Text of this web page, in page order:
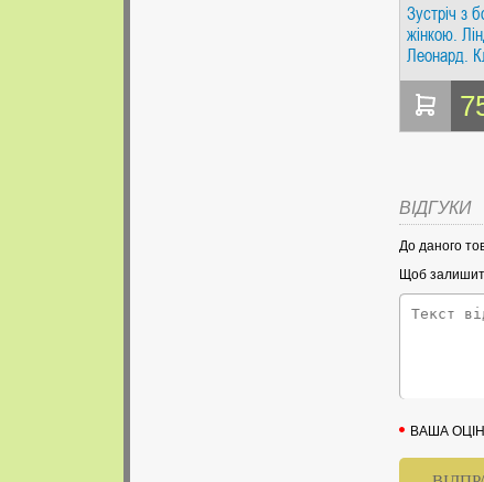
Зустріч з
жінкою.
Леонард.
ВІДГУКИ
До даного
Щоб
ВАША